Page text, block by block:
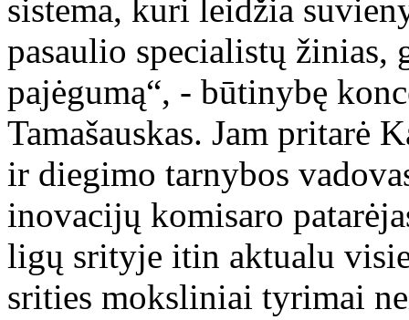
sistema, kuri leidžia
pasaulio specialistų
pajėgumą“, - būtinybę
Tamašauskas. Jam
ir diegimo tarnybos
inovacijų komisaro
ligų srityje itin aktualu
srities moksliniai tyrimai